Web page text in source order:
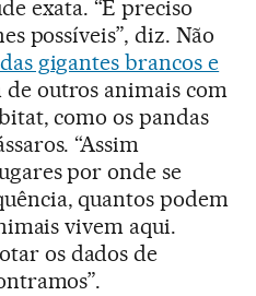
exata. “É preciso
possíveis”, diz. Não
gigantes brancos e
outros animais com
como os pandas
“Assim
por onde se
quantos podem
vivem aqui.
os dados de